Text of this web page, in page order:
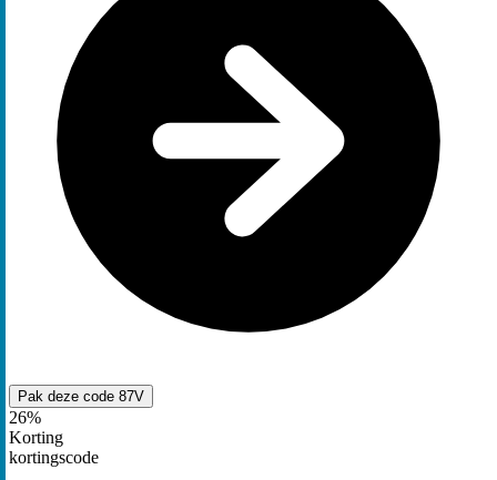
Pak deze code 87V
26%
Korting
kortingscode